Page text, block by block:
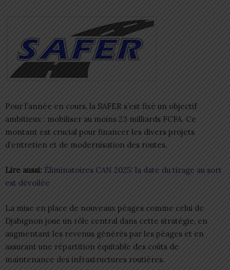
Pour l’année en cours, la SAFER s’est fixé un objectif
ambitieux : mobiliser au moins 23 milliards FCFA. Ce
montant est crucial pour financer les divers projets
d’entretien et de modernisation des routes.
Lire aussi: Éliminatoires CAN 2025: la date du tirage au sort
est dévoilée
La mise en place de nouveaux péages comme celui de
Djabignon joue un rôle central dans cette stratégie, en
augmentant les revenus générés par les péages et en
assurant une répartition équitable des coûts de
maintenance des infrastructures routières.